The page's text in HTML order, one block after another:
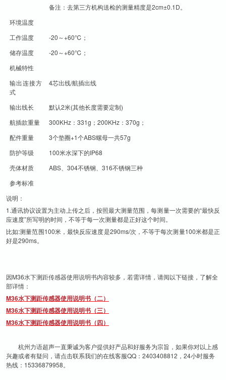
备注：去第三方机构送检的测量精度是2cm±0.1D。
环境温度
工作温度
-20～+60℃；
储存温度
-20～+60℃；
机械特性
输出连接方
式
4芯出线/航插出线
输出线长
默认2米(其他长度需要定制)
航插款重量
300KHz：331g；200KHz：370g；
配件重量
3个垫圈+1个ABS螺母一共57g
防护等级
100米水深下的IP68
壳体材质
ABS、304不锈钢、316不锈钢三种
参考标准
说明：
1.通讯协议设置为主动上传之后，按照最大测量范围，每测量一次需要的“最快反
应速度”所写明的时间，不等于每一次测量都是正好这个时间。
比如:测量范围100米，最快反应速度是290ms/次，不等于每次测量100米都是正
好是290ms。
因M36水下测距传感器使用说明书内容较多，若需详情，请阅以下链接，了解全
部详情：
M36水下测距传感器使用说明书（二）
M36水下测距传感器使用说明书（三）
M36水下测距传感器使用说明书（四）
杭州力语超声一直秉诚为客户提供好产品和好服务为宗旨，如果你对以上感
兴趣或者有疑问，请点击联系我们的在线客服QQ：2403408812，24小时服务
热线：15336879958。